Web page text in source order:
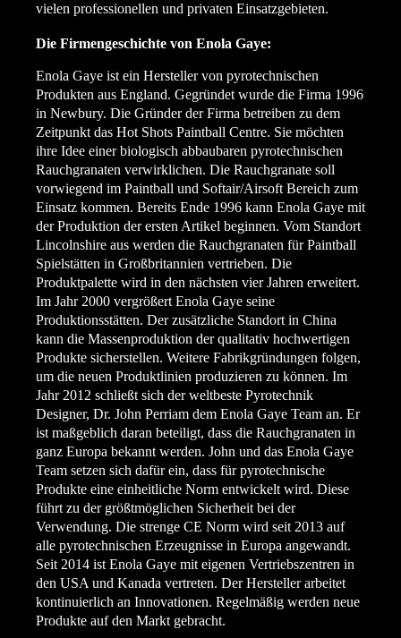
vielen professionellen und privaten Einsatzgebieten.
Die Firmengeschichte von Enola Gaye:
Enola Gaye ist ein Hersteller von pyrotechnischen
Produkten aus England. Gegründet wurde die Firma 1996
in Newbury. Die Gründer der Firma betreiben zu dem
Zeitpunkt das Hot Shots Paintball Centre. Sie möchten
ihre Idee einer biologisch abbaubaren pyrotechnischen
Rauchgranaten verwirklichen. Die Rauchgranate soll
vorwiegend im Paintball und Softair/Airsoft Bereich zum
Einsatz kommen. Bereits Ende 1996 kann Enola Gaye mit
der Produktion der ersten Artikel beginnen. Vom Standort
Lincolnshire aus werden die Rauchgranaten für Paintball
Spielstätten in Großbritannien vertrieben. Die
Produktpalette wird in den nächsten vier Jahren erweitert.
Im Jahr 2000 vergrößert Enola Gaye seine
Produktionsstätten. Der zusätzliche Standort in China
kann die Massenproduktion der qualitativ hochwertigen
Produkte sicherstellen. Weitere Fabrikgründungen folgen,
um die neuen Produktlinien produzieren zu können. Im
Jahr 2012 schließt sich der weltbeste Pyrotechnik
Designer, Dr. John Perriam dem Enola Gaye Team an. Er
ist maßgeblich daran beteiligt, dass die Rauchgranaten in
ganz Europa bekannt werden. John und das Enola Gaye
Team setzen sich dafür ein, dass für pyrotechnische
Produkte eine einheitliche Norm entwickelt wird. Diese
führt zu der größtmöglichen Sicherheit bei der
Verwendung. Die strenge CE Norm wird seit 2013 auf
alle pyrotechnischen Erzeugnisse in Europa angewandt.
Seit 2014 ist Enola Gaye mit eigenen Vertriebszentren in
den USA und Kanada vertreten. Der Hersteller arbeitet
kontinuierlich an Innovationen. Regelmäßig werden neue
Produkte auf den Markt gebracht.